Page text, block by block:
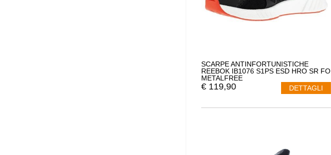
SCARPE ANTINFORTUNISTICHE
REEBOK IB1076 S1PS ESD HRO SR FO
METALFREE
€ 119,90 DETTAGLI